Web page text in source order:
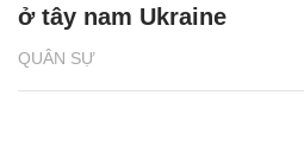
QUÂN SỰ
ở tây nam Ukraine